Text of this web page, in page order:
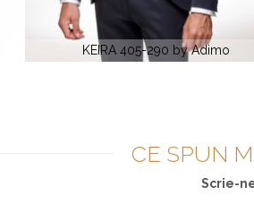
Costum de ceremonie 3037-01 by
CE SPUN
Scrie-